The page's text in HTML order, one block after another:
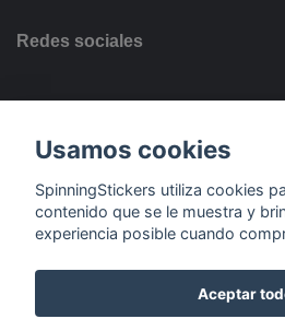
Redes sociales
Opciones de
Usamos cookies
SpinningStickers utiliza cookies
contenido que se le muestra y
experiencia posible cuando
Aceptar